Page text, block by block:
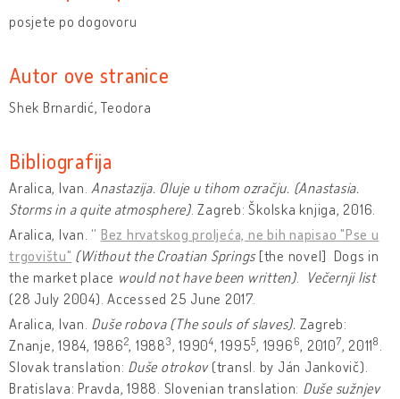
posjete po dogovoru
Autor ove stranice
Shek Brnardić, Teodora
Bibliografija
Aralica, Ivan. Anastazija. Oluje u tihom ozračju. (Anastasia.
Storms in a quite atmosphere). Zagreb: Školska knjiga, 2016.
Aralica, Ivan. “ Bez hrvatskog proljeća, ne bih napisao "Pse u
trgovištu" (Without the Croatian Springs [the novel] Dogs in
the market place would not have been written).
Večernji list
(28 July 2004). Accessed 25 June 2017.
Aralica, Ivan. Duše robova (The souls of slaves). Zagreb:
Znanje, 1984, 19862, 19883 , 19904, 19955, 1996 6, 20107, 20118
Slovak translation: Duše otrokov (transl. by Ján Jankovič).
Bratislava: Pravda, 1988. Slovenian translation: Duše sužnjev